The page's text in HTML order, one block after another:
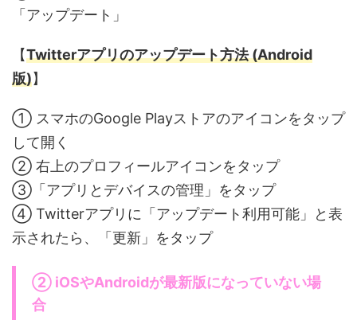
「アップデート」
【Twitterアプリのアップデート方法 (Android
版)】
① スマホのGoogle Playストアのアイコンをタップ
して開く
② 右上のプロフィールアイコンをタップ
③「アプリとデバイスの管理」をタップ
④ Twitterアプリに「アップデート利用可能」と表
示されたら、「更新」をタップ
② iOSやAndroidが最新版になっていない場
合